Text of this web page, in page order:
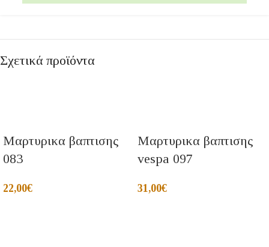
Σχετικά προϊόντα
Μαρτυρικα βαπτισης
083
22,00€
Μαρτυρικα βαπτισης
vespa 097
31,00€